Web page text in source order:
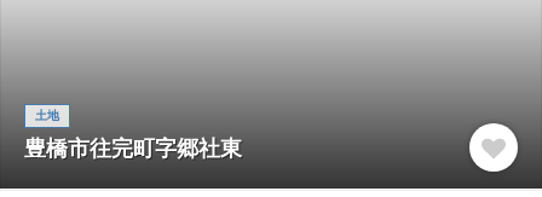
土地
豊橋市往完町字郷社東